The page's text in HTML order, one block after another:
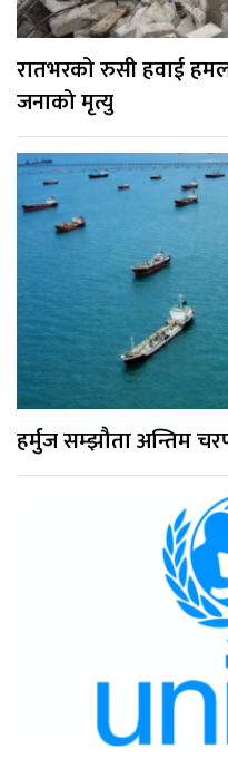
रातभरको रुसी हवाई
जनाको मृत्यु
हर्मुज सम्झौता अन्तिम